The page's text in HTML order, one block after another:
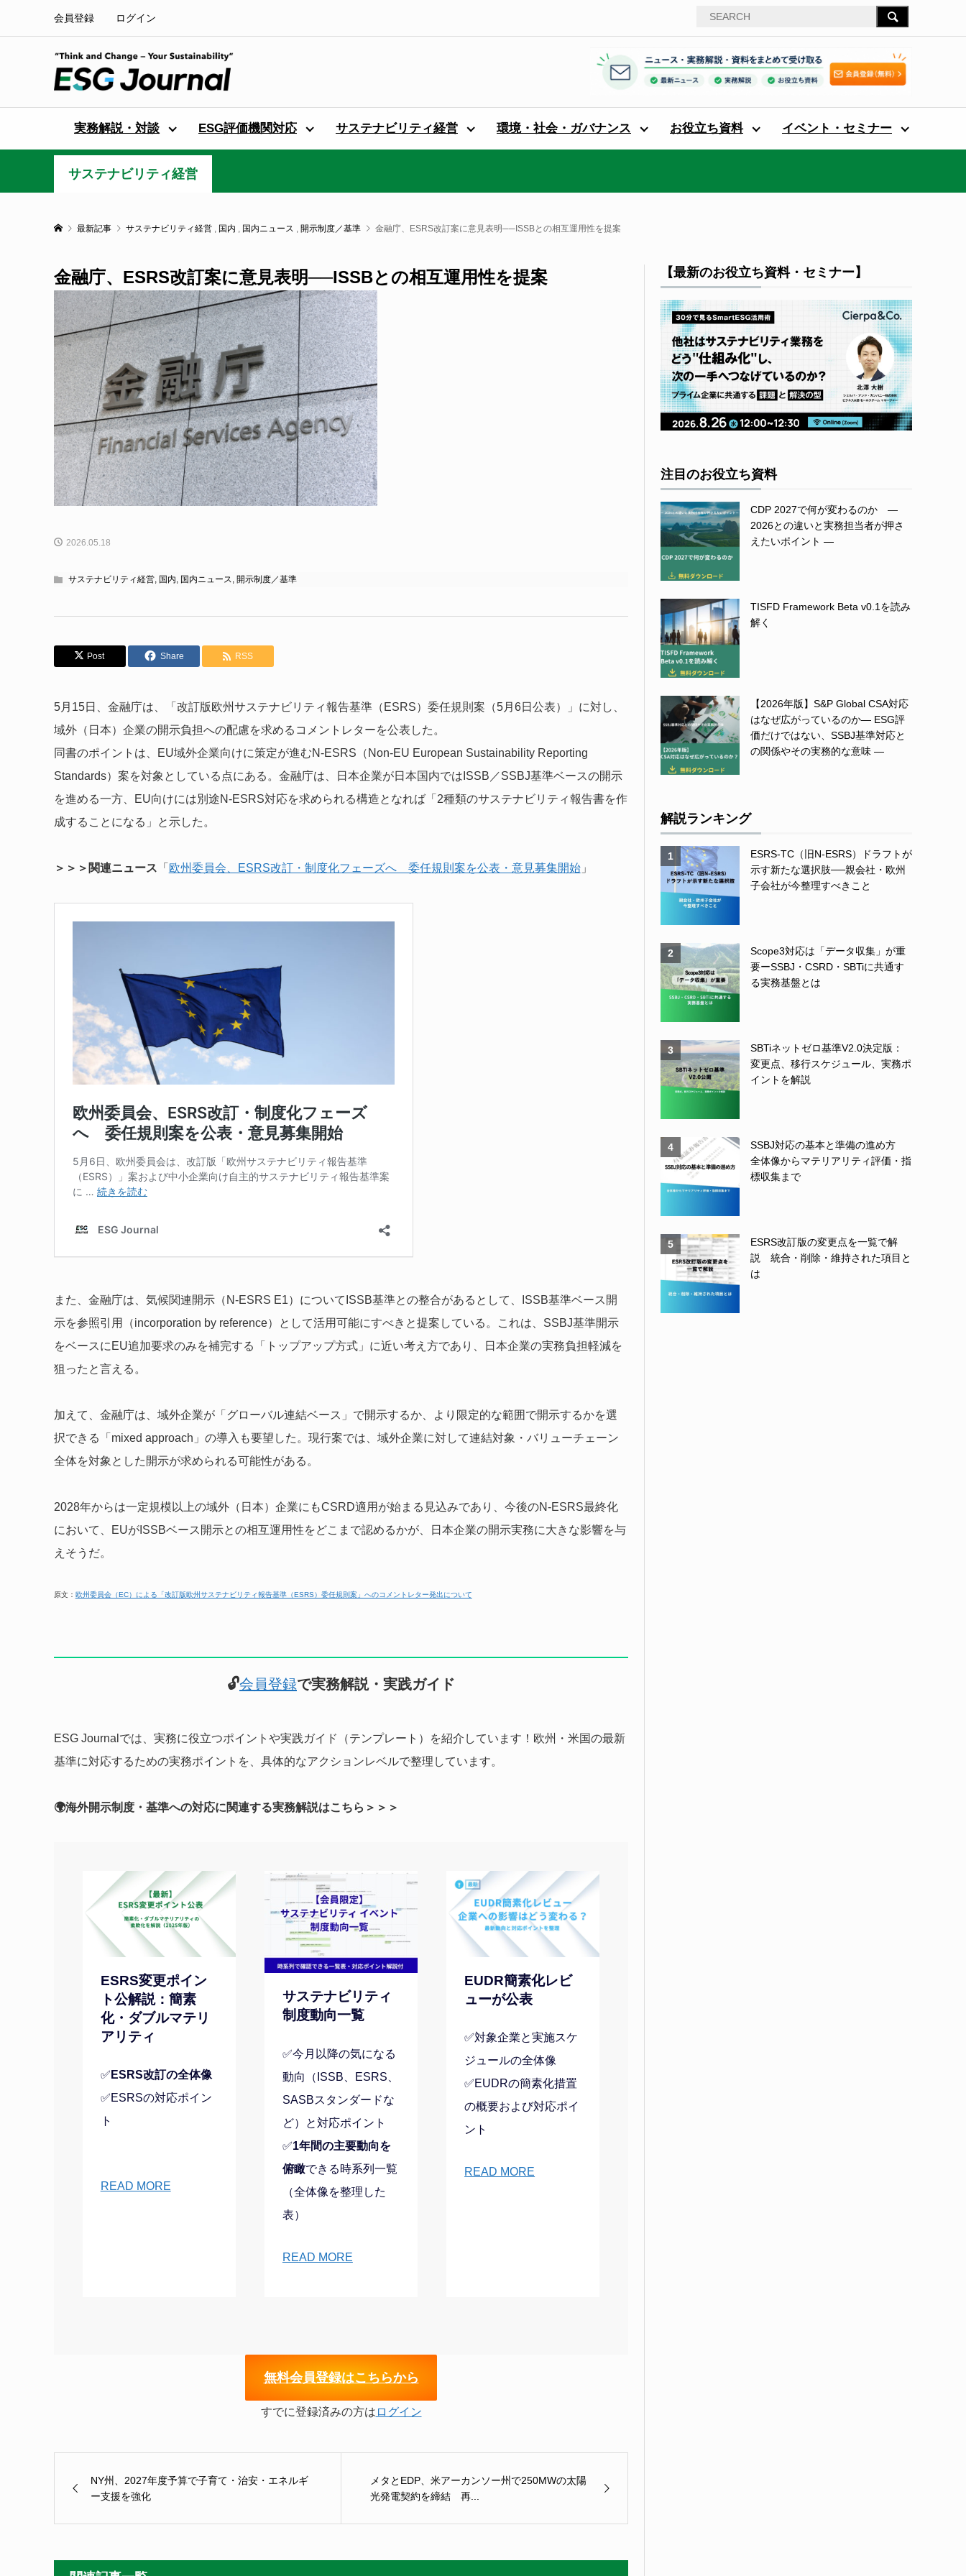
会員登録 ログイン
実務解説・対談 ESG評価機関対応 サステナビリティ経営 環境・社会・ガバナンス お役立ち資料 イベント・セミナー
サステナビリティ経営
最新記事 サステナビリティ経営 , 国内 , 国内ニュース , 開示制度／基準 金融庁、ESRS改訂案に意見表明──ISSBとの相互運用性を提案
金融庁、ESRS改訂案に意見表明──ISSBとの相互運用性を提案
2026.05.18
サステナビリティ経営, 国内, 国内ニュース, 開示制度／基準
Post Share RSS
5月15日、金融庁は、「改訂版欧州サステナビリティ報告基準（ESRS）委任規則案（5月6日公表）」に対し、
域外（日本）企業の開示負担への配慮を求めるコメントレターを公表した。
同書のポイントは、EU域外企業向けに策定が進むN-ESRS（Non-EU European Sustainability Reporting
Standards）案を対象としている点にある。金融庁は、日本企業が日本国内ではISSB／SSBJ基準ベースの開示
を進める一方、EU向けには別途N-ESRS対応を求められる構造となれば「2種類のサステナビリティ報告書を作
成することになる」と示した。
＞＞＞関連ニュース 「 欧州委員会、ESRS改訂・制度化フェーズへ 委任規則案を公表・意見募集開始」
また、金融庁は、気候関連開示（N-ESRS E1）についてISSB基準との整合があるとして、ISSB基準ベース開
示を参照引用（incorporation by reference）として活用可能にすべきと提案している。これは、SSBJ基準開示
をベースにEU追加要求のみを補完する「トップアップ方式」に近い考え方であり、日本企業の実務負担軽減を
狙ったと言える。
加えて、金融庁は、域外企業が「グローバル連結ベース」で開示するか、より限定的な範囲で開示するかを選
択できる「mixed approach」の導入も要望した。現行案では、域外企業に対して連結対象・バリューチェーン
全体を対象とした開示が求められる可能性がある。
2028年からは一定規模以上の域外（日本）企業にもCSRD適用が始まる見込みであり、今後のN-ESRS最終化
において、EUがISSBベース開示との相互運用性をどこまで認めるかが、日本企業の開示実務に大きな影響を与
えそうだ。
原文： 欧州委員会（EC）による「改訂版欧州サステナビリティ報告基準（ESRS）委任規則案」へのコメントレター発出について
🔓会員登録で実務解説・実践ガイド
ESG Journalでは、実務に役立つポイントや実践ガイド（テンプレート）を紹介しています！欧州・米国の最新
基準に対応するための実務ポイントを、具体的なアクションレベルで整理しています。
🌍海外開示制度・基準への対応に関連する実務解説はこちら＞＞＞
ESRS変更ポイン
ト公解説：簡素
化・ダブルマテリ
アリティ
✅ ESRS改訂の全体像
✅ESRSの対応ポイン
ト
READ MORE
サステナビリティ
制度動向一覧
✅今月以降の気になる
動向（ISSB、ESRS、
SASBスタンダードな
ど）と対応ポイント
✅1年間の主要動向を
俯瞰できる時系列一覧
（全体像を整理した
表）
READ MORE
EUDR簡素化レビ
ューが公表
✅対象企業と実施スケ
ジュールの全体像
✅EUDRの簡素化措置
の概要および対応ポイ
ント
READ MORE
無料会員登録はこちらから
すでに登録済みの方は ログイン
NY州、2027年度予算で子育て・治安・エネルギ
ー支援を強化
メタとEDP、米アーカンソー州で250MWの太陽
光発電契約を締結 再...
【最新のお役立ち資料・セミナー】
注目のお役立ち資料
CDP 2027で何が変わるのか ―
2026との違いと実務担当者が押さ
えたいポイント ―
TISFD Framework Beta v0.1を読み
解く
【2026年版】S&P Global CSA対応
はなぜ広がっているのか― ESG評
価だけではない、SSBJ基準対応と
の関係やその実務的な意味 ―
解説ランキング
1
ESRS-TC（旧N-ESRS）ドラフトが
示す新たな選択肢──親会社・欧州
子会社が今整理すべきこと
2
Scope3対応は「データ収集」が重
要ーSSBJ・CSRD・SBTiに共通す
る実務基盤とは
3
SBTiネットゼロ基準V2.0決定版：
変更点、移行スケジュール、実務ポ
イントを解説
4
SSBJ対応の基本と準備の進め方
全体像からマテリアリティ評価・指
標収集まで
5
ESRS改訂版の変更点を一覧で解
説 統合・削除・維持された項目と
は